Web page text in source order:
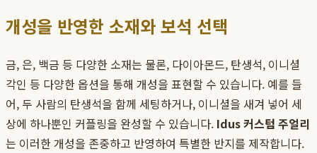
개성을 반영한 소재와 보석 선택
금, 은, 백금 등 다양한 소재는 물론, 다이아몬드, 탄생석, 이니셜
각인 등 다양한 옵션을 통해 개성을 표현할 수 있습니다. 예를 들
어, 두 사람의 탄생석을 함께 세팅하거나, 이니셜을 새겨 넣어 세
상에 하나뿐인 커플링을 완성할 수 있습니다. Idus 커스텀 주얼리
는 이러한 개성을 존중하고 반영하여 특별한 반지를 제작합니다.